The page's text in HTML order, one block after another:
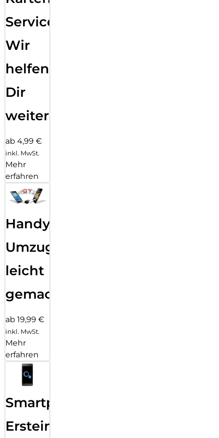
Service:
Wir
helfen
Dir
weiter
ab 4,99 €
inkl. MwSt.
Mehr
erfahren
Handy
Umzug
leicht
gemacht!
ab 19,99 €
inkl. MwSt.
Mehr
erfahren
Smartphone
Ersteinrichtung